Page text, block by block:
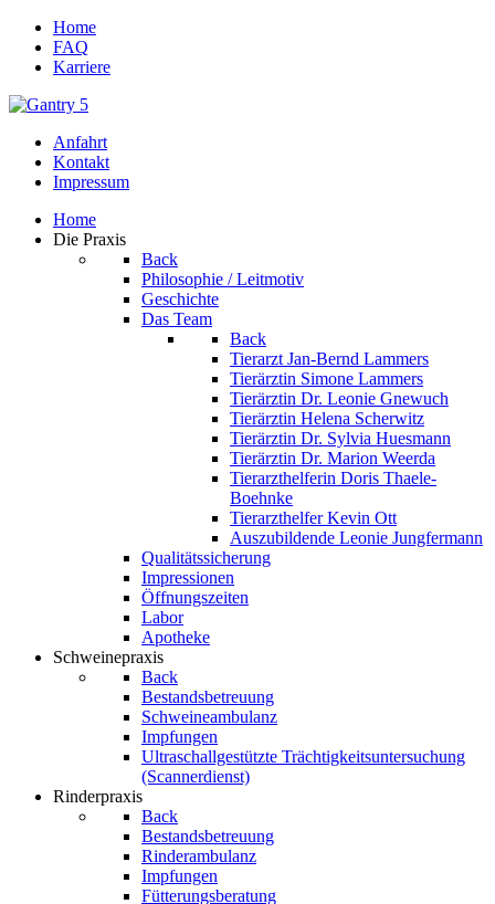
Home
FAQ
Karriere
Anfahrt
Kontakt
Impressum
Home
Die Praxis
Back
Philosophie / Leitmotiv
Geschichte
Das Team
Back
Tierarzt Jan-Bernd Lammers
Tierärztin Simone Lammers
Tierärztin Dr. Leonie Gnewuch
Tierärztin Helena Scherwitz
Tierärztin Dr. Sylvia Huesmann
Tierärztin Dr. Marion Weerda
Tierarzthelferin Doris Thaele-
Boehnke
Tierarzthelfer Kevin Ott
Auszubildende Leonie Jungfermann
Qualitätssicherung
Impressionen
Öffnungszeiten
Labor
Apotheke
Schweinepraxis
Back
Bestandsbetreuung
Schweineambulanz
Impfungen
Ultraschallgestützte Trächtigkeitsuntersuchung
(Scannerdienst)
Rinderpraxis
Back
Bestandsbetreuung
Rinderambulanz
Impfungen
Fütterungsberatung